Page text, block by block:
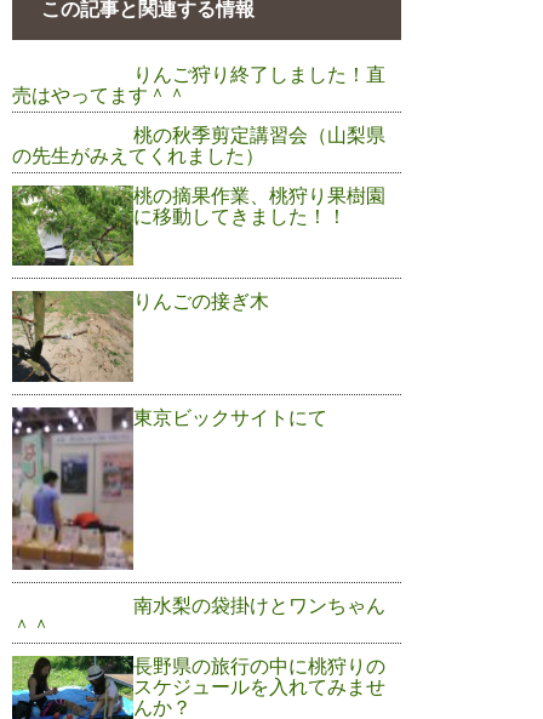
この記事と関連する情報
りんご狩り終了しました！直
売はやってます＾＾
桃の秋季剪定講習会（山梨県
の先生がみえてくれました）
桃の摘果作業、桃狩り果樹園
に移動してきました！！
りんごの接ぎ木
東京ビックサイトにて
南水梨の袋掛けとワンちゃん
＾＾
長野県の旅行の中に桃狩りの
スケジュールを入れてみませ
んか？